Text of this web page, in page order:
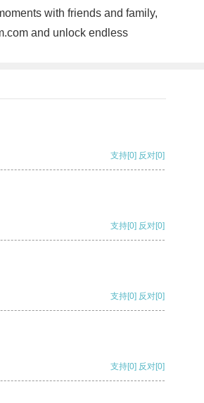
with friends and family,
and unlock endless
支持[0] 反对[0]
支持[0] 反对[0]
支持[0] 反对[0]
支持[0] 反对[0]